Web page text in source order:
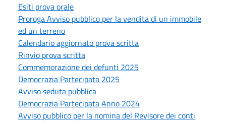
Esiti prova orale
Proroga Avviso pubblico per la vendita di un immobile
ed un terreno
Calendario aggiornato prova scritta
Rinvio prova scritta
Commemorazione dei defunti 2025
Democrazia Partecipata 2025
Avviso seduta pubblica
Democrazia Partecipata Anno 2024
Avviso pubblico per la nomina del Revisore dei conti